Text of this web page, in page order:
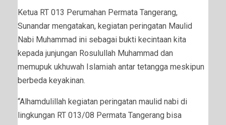
Ketua RT 013 Perumahan Permata Tangerang,
Sunandar mengatakan, kegiatan peringatan Maulid
Nabi Muhammad ini sebagai bukti kecintaan kita
kepada junjungan Rosulullah Muhammad dan
memupuk ukhuwah Islamiah antar tetangga meskipun
berbeda keyakinan.
“Alhamdulillah kegiatan peringatan maulid nabi di
lingkungan RT 013/08 Permata Tangerang bisa